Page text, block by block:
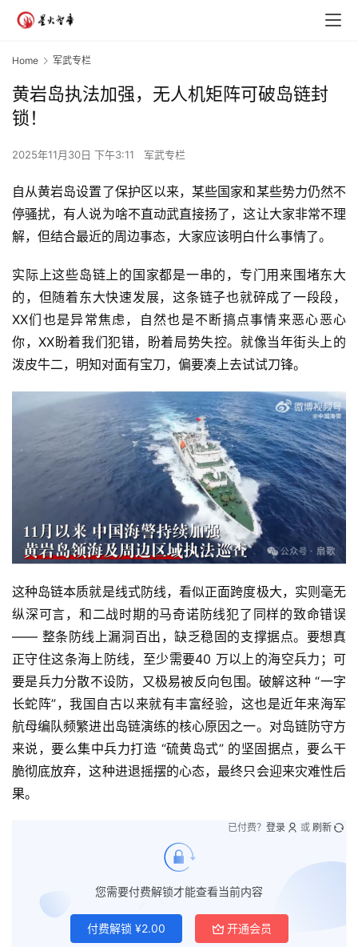
Home 军武专栏
黄岩岛执法加强，无人机矩阵可破岛链封
锁！
2025年11月30日 下午3:11 军武专栏
自从黄岩岛设置了保护区以来，某些国家和某些势力仍然不
停骚扰，有人说为啥不直动武直接扬了，这让大家非常不理
解，但结合最近的周边事态，大家应该明白什么事情了。
实际上这些岛链上的国家都是一串的，专门用来围堵东大
的，但随着东大快速发展，这条链子也就碎成了一段段，
XX们也是异常焦虑，自然也是不断搞点事情来恶心恶心
你，XX盼着我们犯错，盼着局势失控。就像当年街头上的
泼皮牛二，明知对面有宝刀，偏要凑上去试试刀锋。
这种岛链本质就是线式防线，看似正面跨度极大，实则毫无
纵深可言，和二战时期的马奇诺防线犯了同样的致命错误
—— 整条防线上漏洞百出，缺乏稳固的支撑据点。要想真
正守住这条海上防线，至少需要40 万以上的海空兵力；可
要是兵力分散不设防，又极易被反向包围。破解这种 “一字
长蛇阵”，我国自古以来就有丰富经验，这也是近年来海军
航母编队频繁进出岛链演练的核心原因之一。对岛链防守方
来说，要么集中兵力打造 “硫黄岛式” 的坚固据点，要么干
脆彻底放弃，这种进退摇摆的心态，最终只会迎来灾难性后
果。
您需要付费解锁才能查看当前内容
付费解锁 ¥2.00 开通会员
已付费？ 登录 或 刷新